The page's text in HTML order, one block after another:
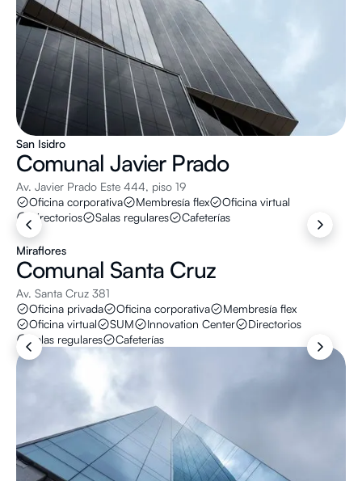
San Isidro
ComunalJavier Prado
Av. Javier Prado Este 444, piso 19
Oficina corporativa
Membresía flex
Oficina virtual
Directorios
Salas regulares Cafeterías
Miraflores
Comunal Santa Cruz
Av. Santa Cruz 381
Oficina privada
Oficina corporativa
Membresía flex
Oficina virtual
SUM Innovation Center
Directorios
Salas regulares
Cafeterías